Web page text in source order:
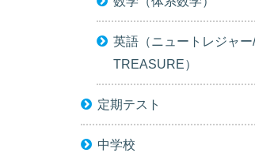
英語（ニュートレジャ
TREASURE）
定期テスト
中学校